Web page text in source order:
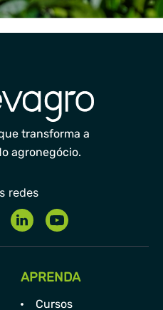
transforma a
agronegócio.
APRENDA
Cursos